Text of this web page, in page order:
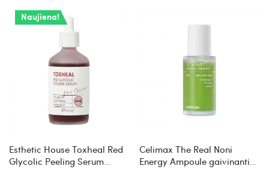
Naujiena!
Esthetic House Toxheal Red
Glycolic Peeling Serum
Celimax The Real Noni
Energy Ampoule gaivinanti